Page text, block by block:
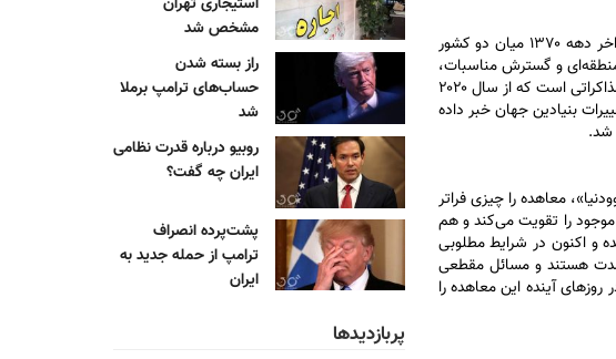
معاهده‌ای که امروز از آن به عنوان «جامع و راهبردی» یاد می‌شود، در‌واقع نسخه به‌روزشده توافقی است که نخستین بار در اواخر دهه ۱۳۷۰ میان دو کشور
منطقه‌ای و گسترش مناسبات،
با تفصیل بیشتری تنظیم شده و از اوایل تابستان ۱۴۰۳ به تأیید طرفین رسیده بود. بقایی همچنین گفته این معاهده، در ادامه مذاکراتی است که از سال ۲۰۲۰
بنیادین جهان خبر داده
شد.
معاهده را چیزی فراتر
موجود را تقویت می‌کند و هم
و اکنون در شرایط مطلوبی
هستند و مسائل مقطعی
آینده این معاهده را
مشخص شد
راز بسته شدن
حساب‌های ترامپ برملا
شد
روبیو درباره قدرت نظامی
ایران چه گفت؟
پشت‌پرده انصراف
ترامپ از حمله جدید به
ایران
پربازدیدها